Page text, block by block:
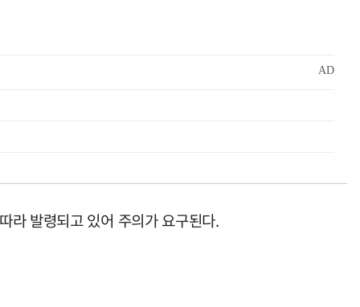
라 발령되고 있어 주의가 요구된다.